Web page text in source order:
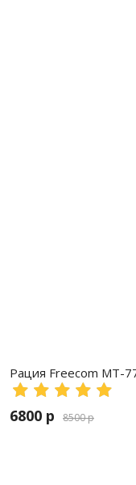
Рация Freecom MT-
6800 р 8500 р